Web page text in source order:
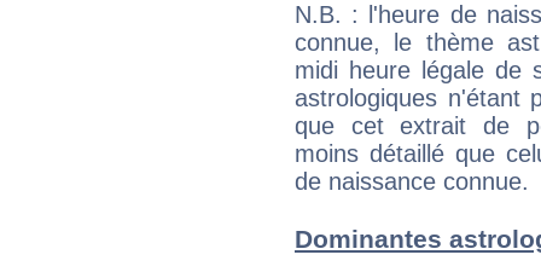
N.B. : l'heure de
connue, le thème
midi heure légale de
astrologiques n'étant
que cet extrait de
moins détaillé que
de naissance connue.
Dominantes